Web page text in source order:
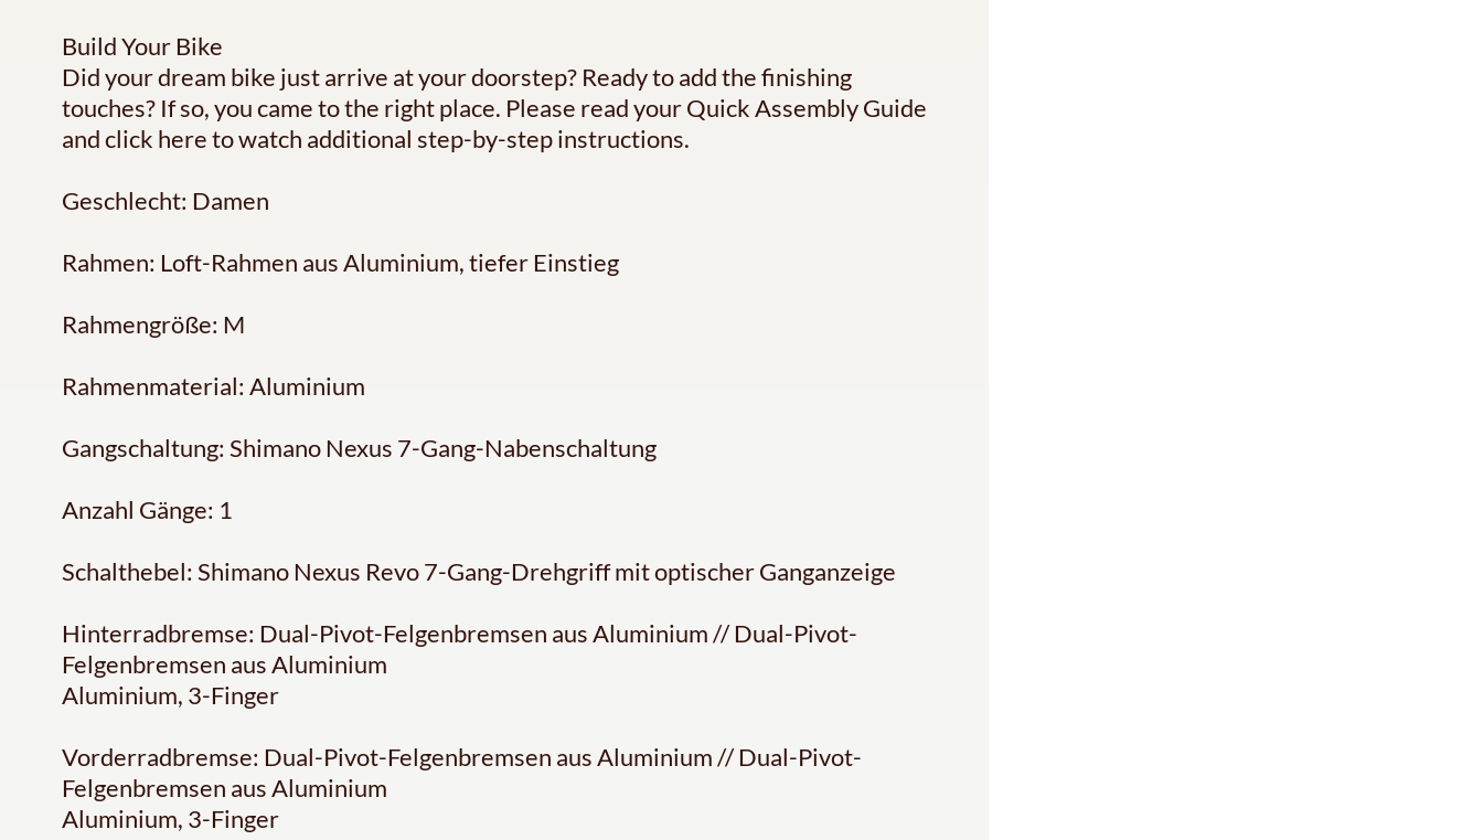
Build Your Bike
Did your dream bike just arrive at your doorstep? Ready to add the finishing
touches? If so, you came to the right place. Please read your Quick Assembly Guide
and click here to watch additional step-by-step instructions.
Geschlecht: Damen
Rahmen: Loft-Rahmen aus Aluminium, tiefer Einstieg
Rahmengröße: M
Rahmenmaterial: Aluminium
Gangschaltung: Shimano Nexus 7-Gang-Nabenschaltung
Anzahl Gänge: 1
Schalthebel: Shimano Nexus Revo 7-Gang-Drehgriff mit optischer Ganganzeige
Hinterradbremse: Dual-Pivot-Felgenbremsen aus Aluminium // Dual-Pivot-
Felgenbremsen aus Aluminium
Aluminium, 3-Finger
Vorderradbremse: Dual-Pivot-Felgenbremsen aus Aluminium // Dual-Pivot-
Felgenbremsen aus Aluminium
Aluminium, 3-Finger